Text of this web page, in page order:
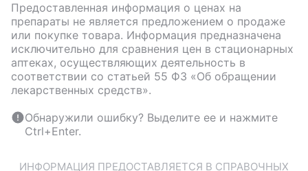
Предоставленная информация о ценах на
препараты не является предложением о продаже
или покупке товара. Информация предназначена
исключительно для сравнения цен в стационарных
аптеках, осуществляющих деятельность в
соответствии со статьей 55 ФЗ «Об обращении
лекарственных средств».
Обнаружили ошибку? Выделите ее и нажмите
Ctrl+Enter.
ИНФОРМАЦИЯ ПРЕДОСТАВЛЯЕТСЯ В СПРАВОЧНЫХ